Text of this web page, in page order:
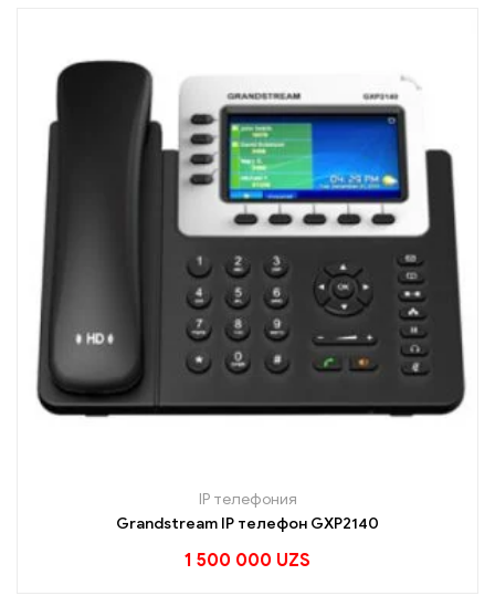
IP телефония
Grandstream IP телефон GXP2140
1 500 000 UZS